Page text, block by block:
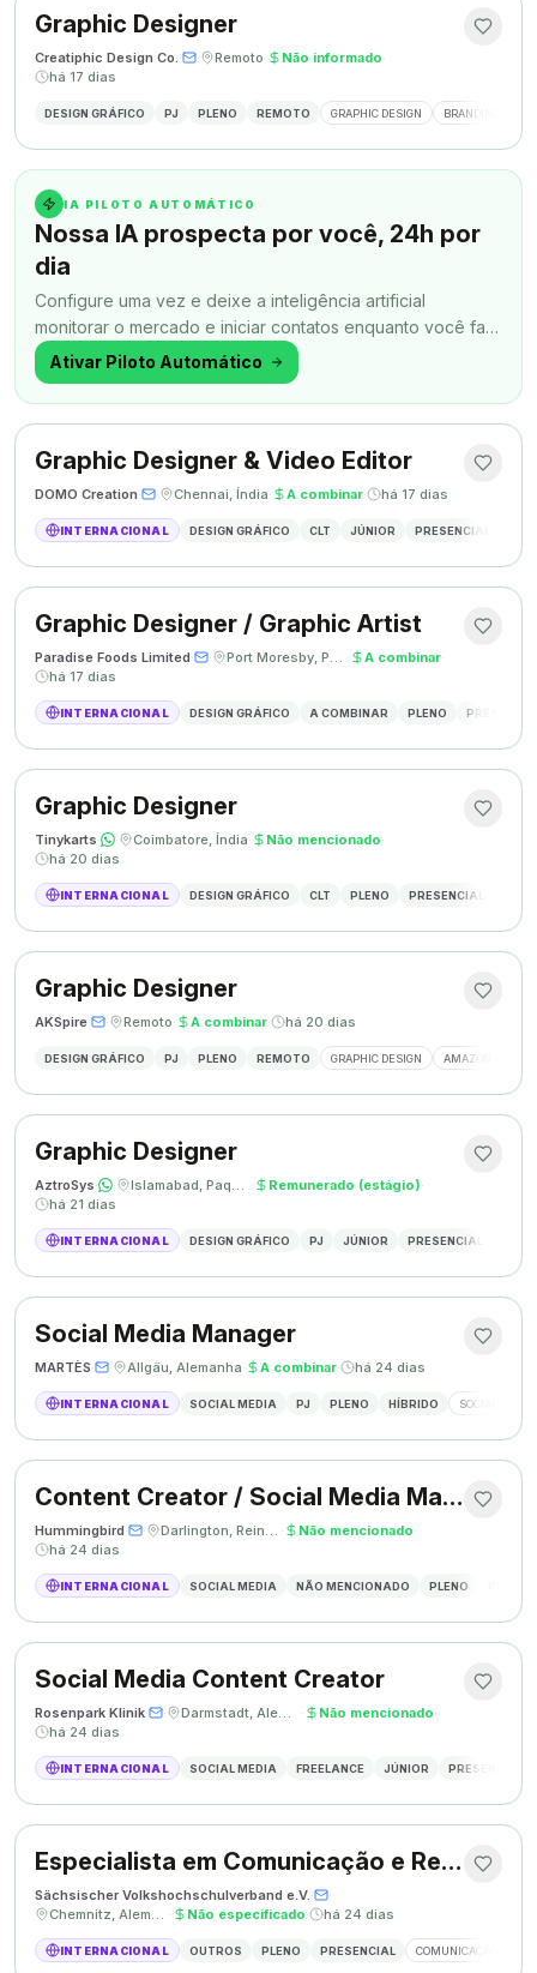
Graphic Designer
Creatiphic Design Co.· · Remoto· Não informado·
há 17 dias
DESIGN GRÁFICO PJ PLENO REMOTO GRAPHIC DESIGN BRANDING
IA PILOTO AUTOMÁTICO
Nossa IA prospecta por você, 24h por
dia
Configure uma vez e deixe a inteligência artificial
monitorar o mercado e iniciar contatos enquanto você faz
outra coisa.
Ativar Piloto Automático
Graphic Designer & Video Editor
DOMO Creation· · Chennai, Índia· A combinar· há 17 dias
INTERNACIONAL DESIGN GRÁFICO CLT JÚNIOR PRESENCIAL
Graphic Designer / Graphic Artist
Paradise Foods Limited· · Port Moresby, Papua Nova Guiné · A combinar·
há 17 dias
INTERNACIONAL DESIGN GRÁFICO A COMBINAR PLENO
Graphic Designer
Tinykarts· · Coimbatore, Índia· Não mencionado·
há 20 dias
INTERNACIONAL DESIGN GRÁFICO CLT PLENO PRESENCIAL
Graphic Designer
AKSpire· · Remoto· A combinar· há 20 dias
DESIGN GRÁFICO PJ PLENO REMOTO GRAPHIC DESIGN AMAZON A+
Graphic Designer
AztroSys· · Islamabad, Paquistão · Remunerado (estágio)·
há 21 dias
INTERNACIONAL DESIGN GRÁFICO PJ JÚNIOR PRESENCIAL
Social Media Manager
MARTÈS· · Allgäu, Alemanha· A combinar· há 24 dias
INTERNACIONAL SOCIAL MEDIA PJ PLENO HÍBRIDO SOCIAL MEDIA
Content Creator / Social Media Manager
Hummingbird· · Darlington, Reino Unido · Não mencionado·
há 24 dias
INTERNACIONAL SOCIAL MEDIA NÃO MENCIONADO PLENO
Social Media Content Creator
Rosenpark Klinik· · Darmstadt, Alemanha · Não mencionado·
há 24 dias
INTERNACIONAL SOCIAL MEDIA FREELANCE JÚNIOR PRESENCIAL
Especialista em Comunicação e Relações Públicas
Sächsischer Volkshochschulverband e.V.·
·
Chemnitz, Alemanha · Não especificado· há 24 dias
INTERNACIONAL OUTROS PLENO PRESENCIAL COMUNICAÇÃO